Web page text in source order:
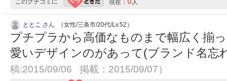
このクチコミに 現在： 人
ととこ さん （女性/三条市/20代/Lv.52）
プチプラから高価なものまで幅広く揃
愛いデザインのがあって(ブランド名忘
稿:2015/09/06 掲載：2015/09/07）